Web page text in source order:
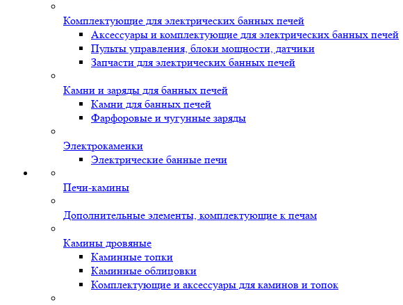
Комплектующие для электрических банных печей
Аксессуары и комплектующие для электрических банных печей
Пульты управления, блоки мощности, датчики
Запчасти для электрических банных печей
Камни и заряды для банных печей
Камни для банных печей
Фарфоровые и чугунные заряды
Электрокаменки
Электрические банные печи
Печи-камины
Дополнительные элементы, комплектующие к печам
Камины дровяные
Каминные топки
Каминные облицовки
Комплектующие и аксессуары для каминов и топок